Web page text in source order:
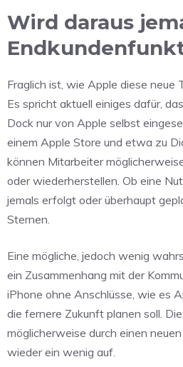
Wird daraus
Fraglich ist, wie Apple diese neue
Es spricht aktuell einiges dafür,
Dock nur von Apple selbst
einem Apple Store und etwa zu
können Mitarbeiter
oder wiederherstellen. Ob eine
jemals erfolgt oder überhaupt
Sternen.
Eine mögliche, jedoch wenig
ein Zusammenhang mit der
iPhone ohne Anschlüsse, wie es
die fernere Zukunft planen soll.
möglicherweise durch einen
wieder ein wenig auf.